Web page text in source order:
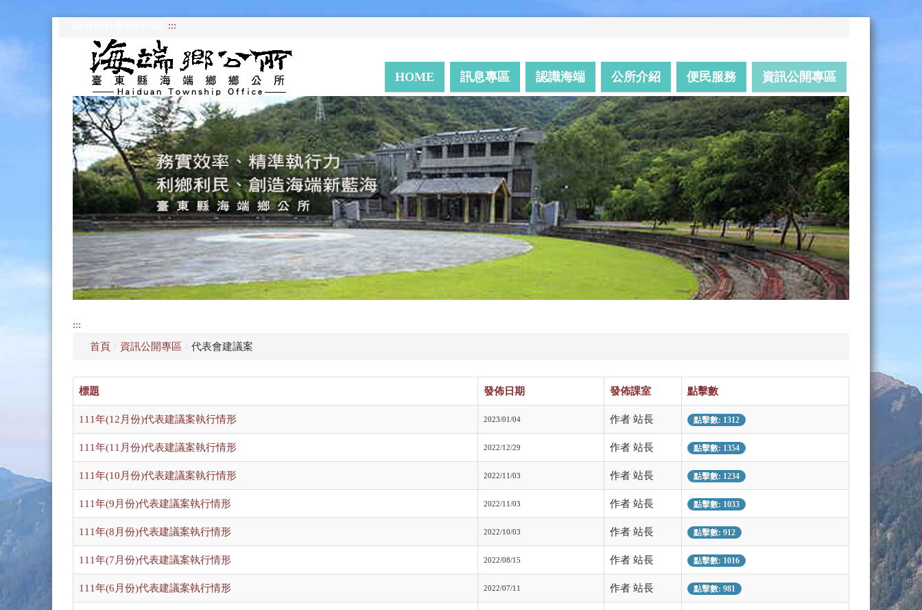
:::
HOME 訊息專區 認識海端 公所介紹 便民服務 資訊公開專區
:::
首頁 / 資訊公開專區 / 代表會建議案
標題 發佈日期 發佈課室 點擊數
111年(12月份)代表建議案執行情形 2023/01/04 作者 站長 點擊數: 1312
111年(11月份)代表建議案執行情形 2022/12/29 作者 站長 點擊數: 1354
111年(10月份)代表建議案執行情形 2022/11/03 作者 站長 點擊數: 1234
111年(9月份)代表建議案執行情形 2022/11/03 作者 站長 點擊數: 1033
111年(8月份)代表建議案執行情形 2022/10/03 作者 站長 點擊數: 912
111年(7月份)代表建議案執行情形 2022/08/15 作者 站長 點擊數: 1016
111年(6月份)代表建議案執行情形 2022/07/11 作者 站長 點擊數: 981